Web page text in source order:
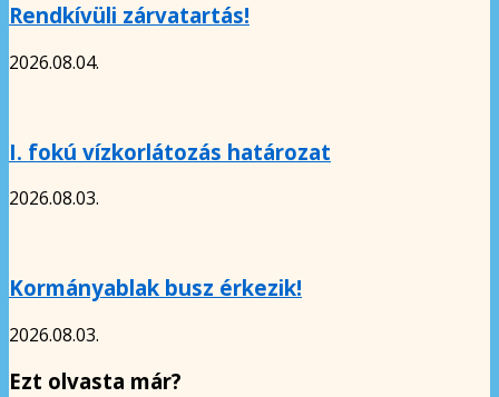
Rendkívüli zárvatartás!
2026.08.04.
I. fokú vízkorlátozás határozat
2026.08.03.
Kormányablak busz érkezik!
2026.08.03.
Ezt olvasta már?